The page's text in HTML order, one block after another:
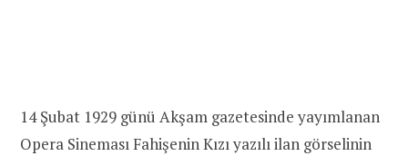
14 Şubat 1929 günü Akşam gazetesinde yayımlanan
Opera Sineması Fahişenin Kızı yazılı ilan görselinin